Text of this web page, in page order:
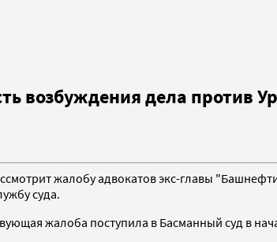
возбуждения дела против
жалобу адвокатов экс-главы
суда.
жалоба поступила в Басманный суд в